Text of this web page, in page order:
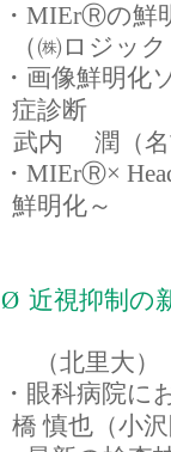
・ MIErⓇの鮮
（㈱ロジッ
・画像鮮明化
症診断
武内 潤（名
・ MIErⓇ×
鮮明化～
Ø 近視抑制の
（北里大）
・眼科病院に
橋 慎也（小